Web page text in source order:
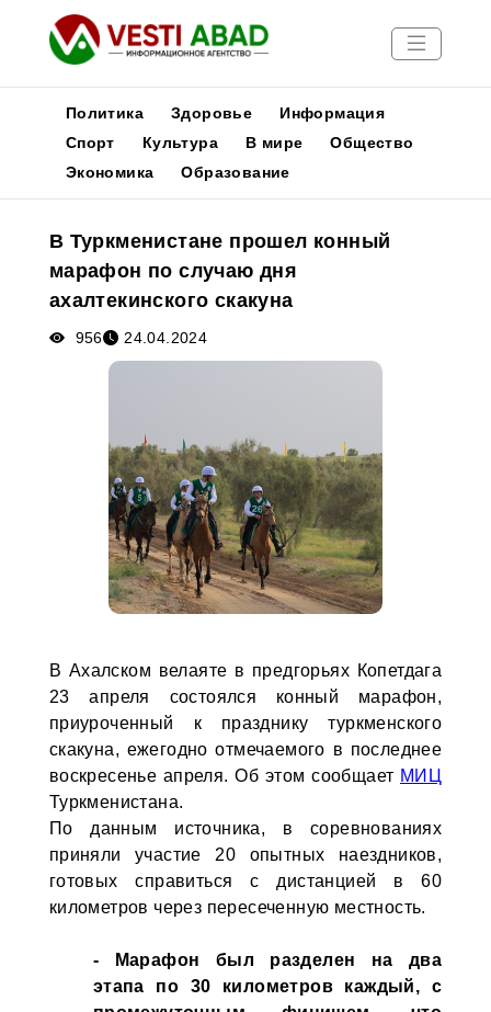
Новости
Медиа
Афиша
Политика Здоровье
Информация
Спорт
Культура В мире
Общество
Экономика
Образование
В Туркменистане прошел конный
марафон по случаю дня
ахалтекинского скакуна
956 24.04.2024
В Ахалском велаяте в предгорьях Копетдага
23 апреля состоялся конный марафон,
приуроченный к празднику туркменского
скакуна, ежегодно отмечаемого в последнее
воскресенье апреля. Об этом сообщает МИЦ
Туркменистана.
По данным источника, в соревнованиях
приняли участие 20 опытных наездников,
готовых справиться с дистанцией в 60
километров через пересеченную местность.
- Марафон был разделен на два
этапа по 30 километров каждый, с